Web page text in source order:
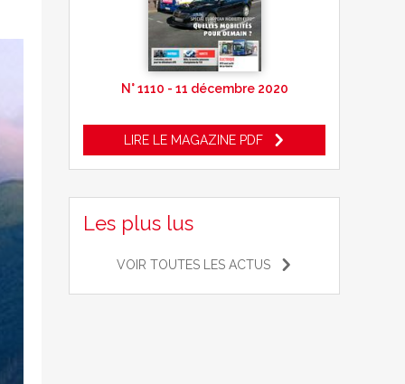
N° 1110 - 11 décembre 2020
LIRE LE MAGAZINE PDF
Les plus lus
VOIR TOUTES LES ACTUS